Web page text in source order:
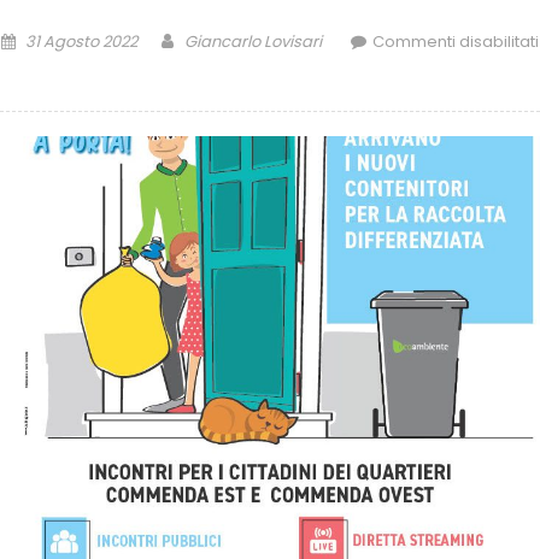
31 Agosto 2022 Giancarlo Lovisari Commenti disabilitati